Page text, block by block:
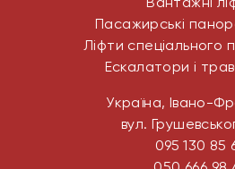
Вантажні
Пасажирські
Ліфти спеціального
Ескалатори і
Україна, Івано-
вул.
095 130 85